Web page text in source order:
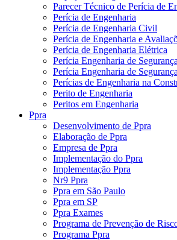
Parecer Técnico de Perícia de
Perícia de Engenharia
Perícia de Engenharia Civil
Perícia de Engenharia e
Perícia de Engenharia Elétrica
Perícia Engenharia de Segurança
Perícia Engenharia de
Perícias de Engenharia na
Perito de Engenharia
Peritos em Engenharia
Ppra
Desenvolvimento de Ppra
Elaboração de Ppra
Empresa de Ppra
Implementação do Ppra
Implementação Ppra
Nr9 Ppra
Ppra em São Paulo
Ppra em SP
Ppra Exames
Programa de Prevenção de
Programa Ppra